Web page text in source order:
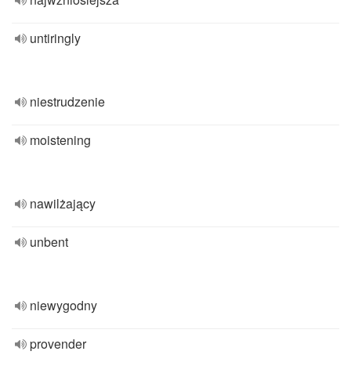
untiringly
niestrudzenie
moistening
nawilżający
unbent
niewygodny
provender